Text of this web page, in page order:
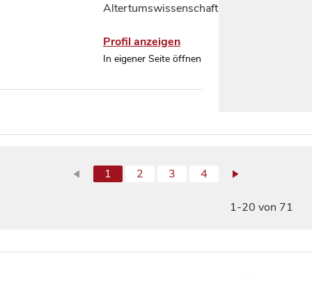
Altertumswissenschaft
Profil anzeigen
In eigener Seite öffnen
1 2 3 4
1-20 von 71